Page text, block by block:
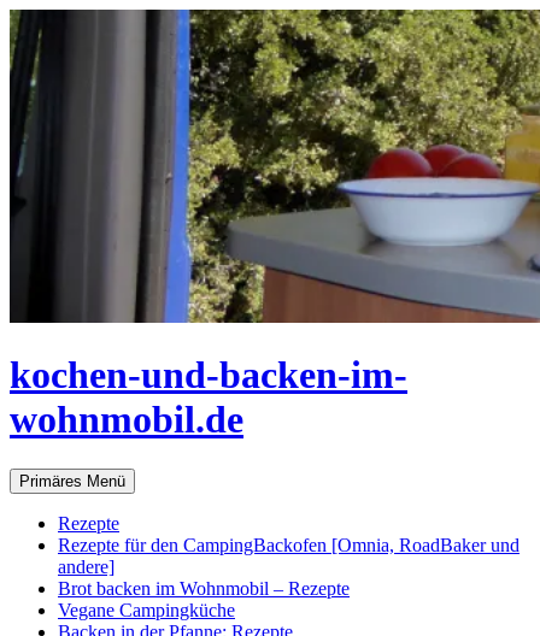
Zum
Inhalt
springen
kochen-und-backen-im-
wohnmobil.de
Suchen
Primäres Menü
Rezepte
Rezepte für den CampingBackofen [Omnia, RoadBaker und
andere]
Brot backen im Wohnmobil – Rezepte
Vegane Campingküche
Backen in der Pfanne: Rezepte